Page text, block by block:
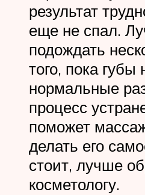
результат
еще не спал.
подождать
того, пока губы
нормальные
процесс
поможет
делать его
стоит, лучше
косметологу.